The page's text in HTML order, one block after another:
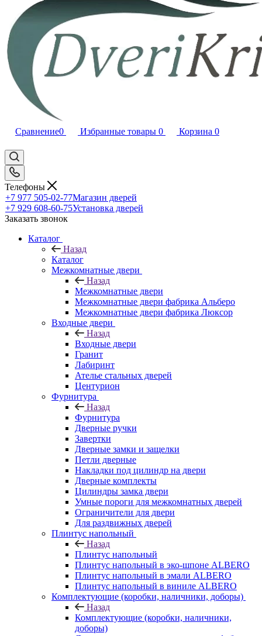
Сравнение0 Избранные товары 0 Корзина 0
Телефоны
+7 977 505-02-77Магазин дверей
+7 929 608-60-75Установка дверей
Заказать звонок
Каталог
Назад
Каталог
Межкомнатные двери
Назад
Межкомнатные двери
Межкомнатные двери фабрика Альберо
Межкомнатные двери фабрика Люксор
Входные двери
Назад
Входные двери
Гранит
Лабиринт
Ателье стальных дверей
Центурион
Фурнитура
Назад
Фурнитура
Дверные ручки
Завертки
Дверные замки и защелки
Петли дверные
Накладки под цилиндр на двери
Дверные комплекты
Цилиндры замка двери
Умные пороги для межкомнатных дверей
Ограничители для двери
Для раздвижных дверей
Плинтус напольный
Назад
Плинтус напольный
Плинтус напольный в эко-шпоне ALBERO
Плинтус напольный в эмали ALBERO
Плинтус напольный в виниле ALBERO
Комплектующие (коробки, наличники, доборы)
Назад
Комплектующие (коробки, наличники,
доборы)